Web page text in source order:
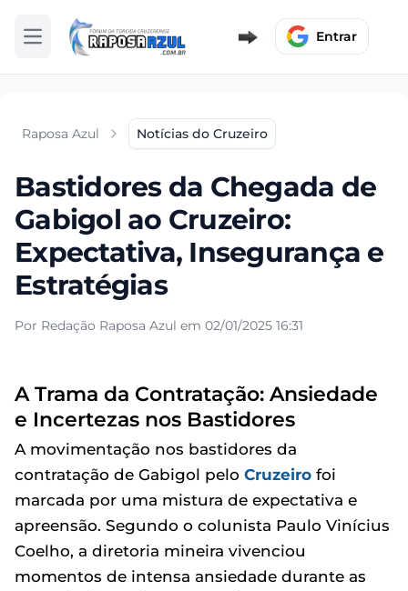
Abrir menu Entrar
Raposa Azul Notícias do Cruzeiro
Bastidores da Chegada de
Gabigol ao Cruzeiro:
Expectativa, Insegurança e
Estratégias
Por Redação Raposa Azul em 02/01/2025 16:31
A Trama da Contratação: Ansiedade
e Incertezas nos Bastidores
A movimentação nos bastidores da
contratação de Gabigol pelo Cruzeiro foi
marcada por uma mistura de expectativa e
apreensão. Segundo o colunista Paulo Vinícius
Coelho, a diretoria mineira vivenciou
momentos de intensa ansiedade durante as